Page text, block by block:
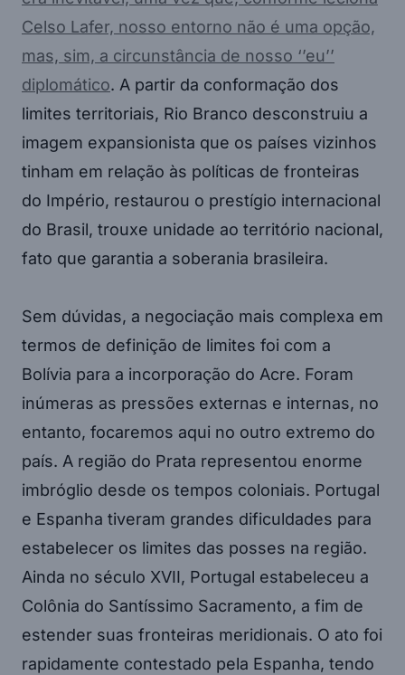
Celso Lafer, nosso entorno não é uma opção,
mas, sim, a circunstância de nosso ‘’eu’’
diplomático. A partir da conformação dos
limites territoriais, Rio Branco desconstruiu a
imagem expansionista que os países vizinhos
tinham em relação às políticas de fronteiras
do Império, restaurou o prestígio internacional
do Brasil, trouxe unidade ao território nacional,
fato que garantia a soberania brasileira.
Sem dúvidas, a negociação mais complexa em
termos de definição de limites foi com a
Bolívia para a incorporação do Acre. Foram
inúmeras as pressões externas e internas, no
entanto, focaremos aqui no outro extremo do
país. A região do Prata representou enorme
imbróglio desde os tempos coloniais. Portugal
e Espanha tiveram grandes dificuldades para
estabelecer os limites das posses na região.
Ainda no século XVII, Portugal estabeleceu a
Colônia do Santíssimo Sacramento, a fim de
estender suas fronteiras meridionais. O ato foi
rapidamente contestado pela Espanha, tendo